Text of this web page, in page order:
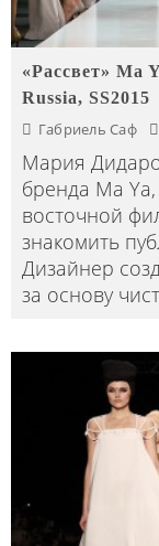
«Рассвет» Ma
Russia, SS2015
Габриель Саф
Мария
бренда Ма
восточной
знакомить
Дизайнер
за основу